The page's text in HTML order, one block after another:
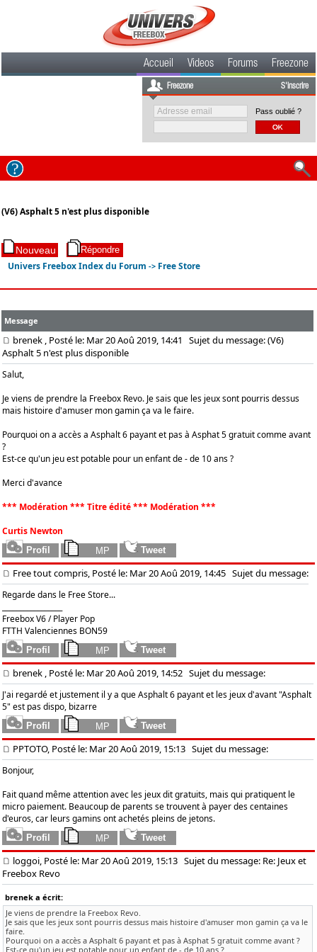
Accueil Videos Forums Freezone
Freezone S'inscrire
Pass oublié ?
(V6) Asphalt 5 n'est plus disponible
Univers Freebox Index du Forum -> Free Store
Message
brenek , Posté le: Mar 20 Aoû 2019, 14:41
Sujet du message: (V6)
Asphalt 5 n'est plus disponible
Salut,
Je viens de prendre la Freebox Revo. Je sais que les jeux sont pourris dessus
mais histoire d'amuser mon gamin ça va le faire.
Pourquoi on a accès a Asphalt 6 payant et pas à Asphat 5 gratuit comme avant
?
Est-ce qu'un jeu est potable pour un enfant de - de 10 ans ?
Merci d'avance
*** Modération *** Titre édité *** Modération ***
Curtis Newton
Free tout compris, Posté le: Mar 20 Aoû 2019, 14:45 Sujet du message:
Regarde dans le Free Store...
Freebox V6 / Player Pop
FTTH Valenciennes BON59
brenek , Posté le: Mar 20 Aoû 2019, 14:52 Sujet du message:
J'ai regardé et justement il y a que Asphalt 6 payant et les jeux d'avant "Asphalt
5" est pas dispo, bizarre
PPTOTO, Posté le: Mar 20 Aoû 2019, 15:13 Sujet du message:
Bonjour,
Fait quand même attention avec les jeux dit gratuits, mais qui pratiquent le
micro paiement. Beaucoup de parents se trouvent à payer des centaines
d'euros, car leurs gamins ont achetés pleins de jetons.
loggoi, Posté le: Mar 20 Aoû 2019, 15:13 Sujet du message: Re: Jeux et
Freebox Revo
brenek a écrit:
Je viens de prendre la Freebox Revo.
Je sais que les jeux sont pourris dessus mais histoire d'amuser mon gamin ça va le
faire.
Pourquoi on a accès a Asphalt 6 payant et pas à Asphat 5 gratuit comme avant ?
Est-ce qu'un jeu est potable pour un enfant de - de 10 ans ?